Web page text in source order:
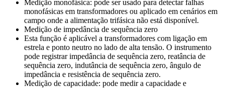
Medição monofásica: pode ser usado para detectar falhas
monofásicas em transformadores ou aplicado em cenários em
campo onde a alimentação trifásica não está disponível.
Medição de impedância de sequência zero
Esta função é aplicável a transformadores com ligação em
estrela e ponto neutro no lado de alta tensão. O instrumento
pode registrar impedância de sequência zero, reatância de
sequência zero, indutância de sequência zero, ângulo de
impedância e resistência de sequência zero.
Medição de capacidade: pode medir a capacidade e